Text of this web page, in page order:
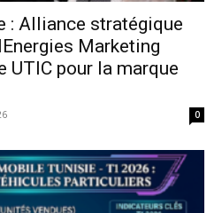
: Alliance stratégique
Marketing
UTIC pour la marque
0